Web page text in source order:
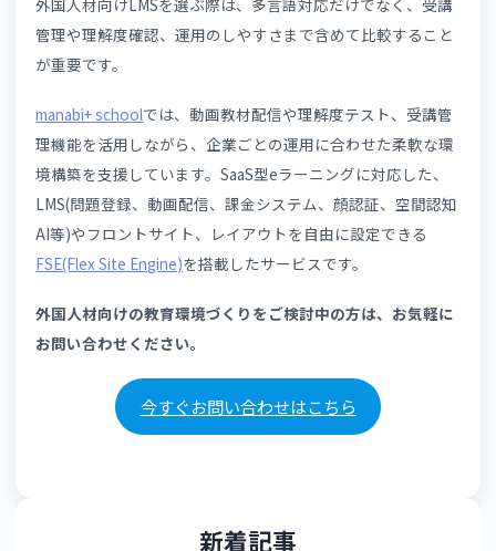
ヒントや解説の表示、制限時間や解答回数の設定にも対応
ており、受講者はモチベーションを保ちながら理解を深め
すいでしょう。
LMSによる理解度テストの作り方については、👉 「LMS理
度テストの作り方」で詳しく解説しています。あわせてご
ください。
7-3. 受講管理の効率化
manabi+ schoolは、受講履歴や進捗状況の一元管理によっ
受講管理の効率化を図れるeラーニングシステムです。
複数拠点や多数の受講者を抱える企業でも、スムーズな受